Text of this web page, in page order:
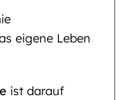
eigene Leben
ist darauf